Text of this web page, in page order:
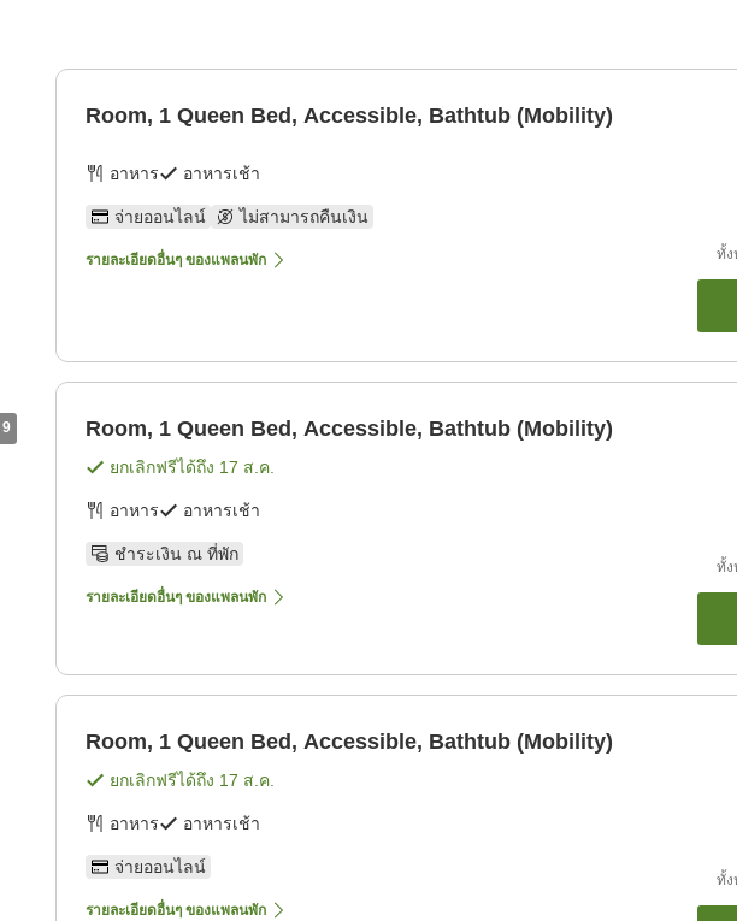
9
Room, 1 Queen Bed, Accessible, Bathtub (Mobility)
อาหาร อาหารเช้า
จ่ายออนไลน์ ไม่สามารถคืนเงิน
รายละเอียดอื่นๆ ของแพลนพัก ทั้ง
Room, 1 Queen Bed, Accessible, Bathtub (Mobility)
ยกเลิกฟรีได้ถึง 17 ส.ค.
อาหาร อาหารเช้า
ชำระเงิน ณ ที่พัก
รายละเอียดอื่นๆ ของแพลนพัก
ทั้ง
Room, 1 Queen Bed, Accessible, Bathtub (Mobility)
ยกเลิกฟรีได้ถึง 17 ส.ค.
อาหาร อาหารเช้า
จ่ายออนไลน์
รายละเอียดอื่นๆ ของแพลนพัก
ทั้ง